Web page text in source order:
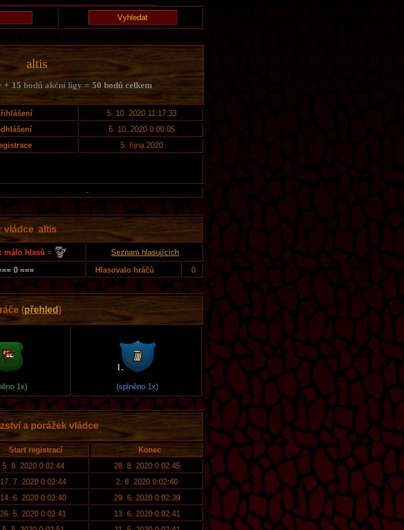
altis
+ 15bodů akční ligy = 50 bodů celkem
5. 10. 2020 11:17:33
6. 10. 2020 0:00:05
5. října 2020
-
vládce altis
málo hlasů =
Seznam hlasujících
0 === Hlasovalo hráčů 0
(přehled)
1x) (splněno 1x)
a porážek vládce
Start registrací
Konec
5. 8. 2020 0:02:44
28. 8. 2020 0:02:45
17. 7. 2020 0:02:44
2. 8. 2020 0:02:40
14. 6. 2020 0:02:40
29. 6. 2020 0:02:39
26. 5. 2020 0:02:41
13. 6. 2020 0:02:41